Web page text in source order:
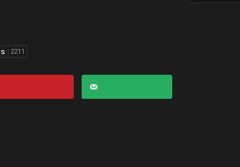
2211